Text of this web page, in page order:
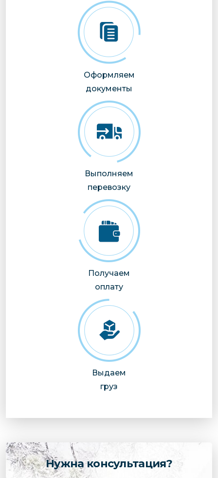
Оформляем
документы
Выполняем
перевозку
Получаем
оплату
Выдаем
груз
Нужна консультация?